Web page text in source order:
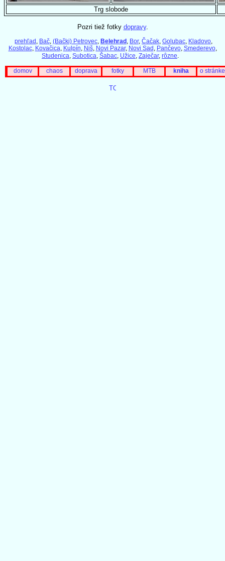
Trg slobode
Pozri tiež fotky dopravy.
prehľad , Bač, (Bački) Petrovec, Belehrad , Bor, Čačak, Golubac, Kladovo,
Kostolac, Kovačica, Kulpín, Niš, Novi Pazar, Novi Sad , Pančevo, Smederevo,
Studenica, Subotica, Šabac, Užice, Zaječar, rôzne.
domov chaos doprava fotky MTB kniha o stránke